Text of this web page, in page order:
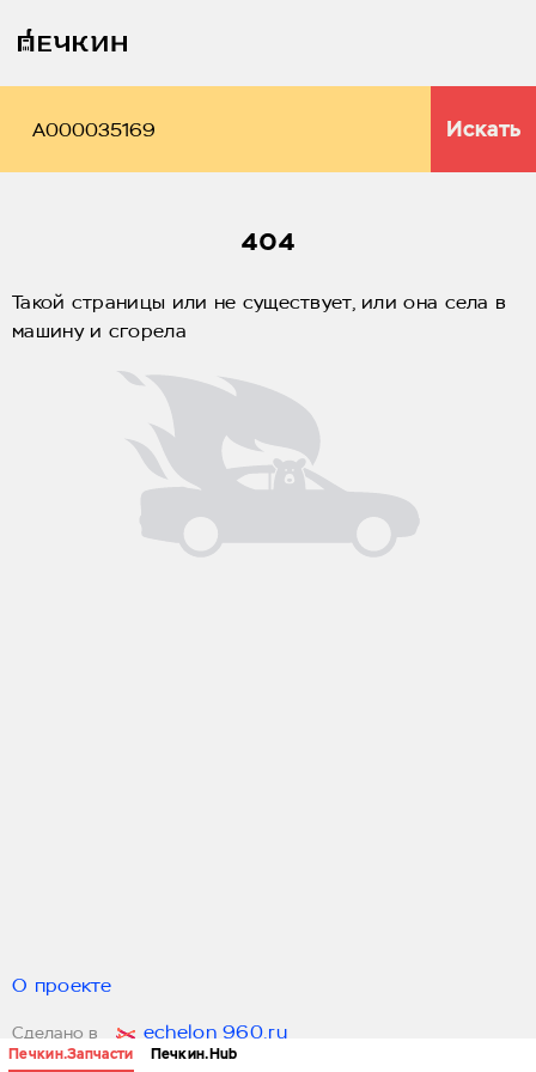
Печкин.Запчасти Печкин.Hub
Искать
404
Такой страницы или не существует, или она села в
машину и сгорела
О проекте
Сделано в echelon 960.ru